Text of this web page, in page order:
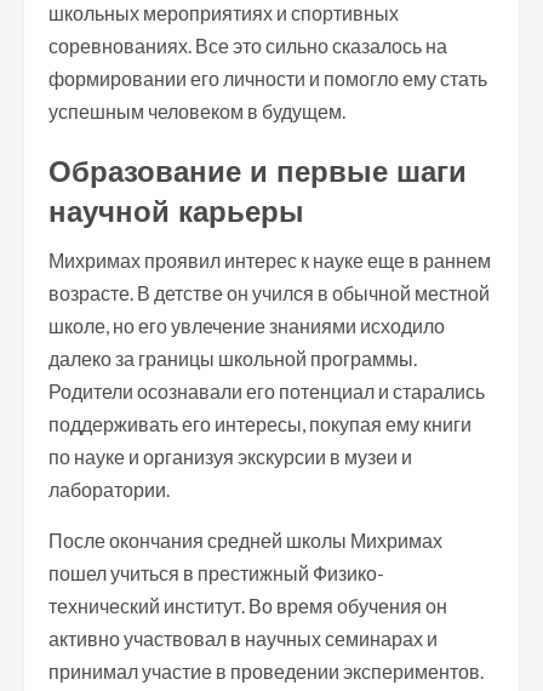
школьных мероприятиях и спортивных
соревнованиях. Все это сильно сказалось на
формировании его личности и помогло ему стать
успешным человеком в будущем.
Образование и первые шаги
научной карьеры
Михримах проявил интерес к науке еще в раннем
возрасте. В детстве он учился в обычной местной
школе, но его увлечение знаниями исходило
далеко за границы школьной программы.
Родители осознавали его потенциал и старались
поддерживать его интересы, покупая ему книги
по науке и организуя экскурсии в музеи и
лаборатории.
После окончания средней школы Михримах
пошел учиться в престижный Физико-
технический институт. Во время обучения он
активно участвовал в научных семинарах и
принимал участие в проведении экспериментов.